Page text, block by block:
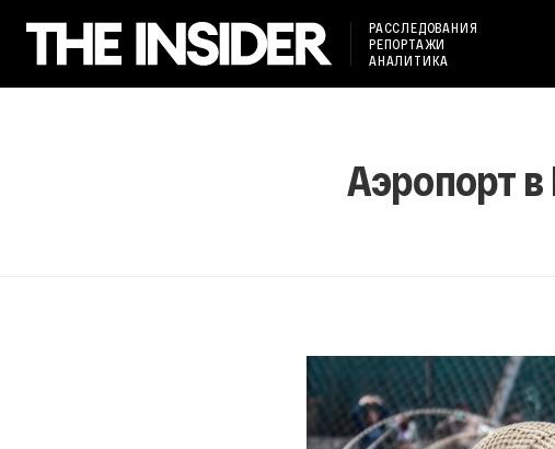
РАССЛЕДОВАНИЯ
РЕПОРТАЖИ
АНАЛИТИКА
Аэропорт в